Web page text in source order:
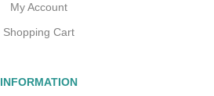
My Account
Shopping Cart
INFORMATION